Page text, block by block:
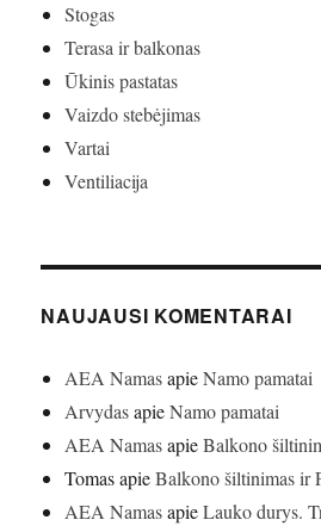
Stogas
Terasa ir balkonas
Ūkinis pastatas
Vaizdo stebėjimas
Vartai
Ventiliacija
NAUJAUSI KOMENTARAI
AEA NamasapieNamo pamatai
ArvydasapieNamo pamatai
AEA NamasapieBalkono
TomasapieBalkono šiltinimas ir
AEA NamasapieLauko durys.